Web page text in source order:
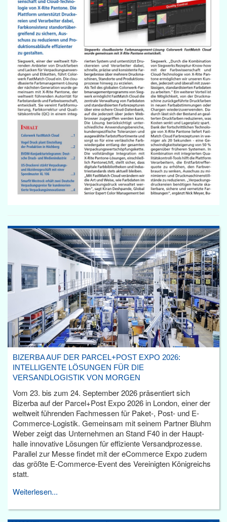
BIZERBA AUF DER PARCEL+POST EXPO 2026:
INTELLIGENTE LÖSUNGEN FÜR DIE
VERSANDLOGISTIK VON MORGEN
Vom 23. bis zum 24. September 2026 präsentiert sich
Bizerba auf der Parcel+Post Expo 2026 in London, einer der
weltweit führenden Fachmessen für Paket-, Post- und E-
Commerce-Logistik. Gemeinsam mit seinem Partner Bluhm
Weber zeigt das Unternehmen an Stand F40 in der Haupt­
halle innovative Lösungen für effiziente Versandprozesse.
Parallel zur Messe findet mit der eCommerce Expo zudem
das größte E-Commerce-Event des Vereinigten Königreichs
statt.
Weiterlesen...